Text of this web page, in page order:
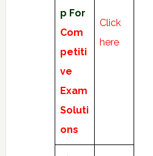
p For
Com
petiti
ve
Exam
Soluti
ons
Click
here